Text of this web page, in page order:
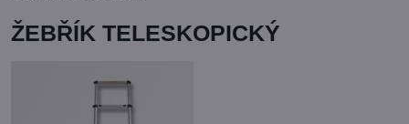
ŽEBŘÍK TELESKOPICKÝ